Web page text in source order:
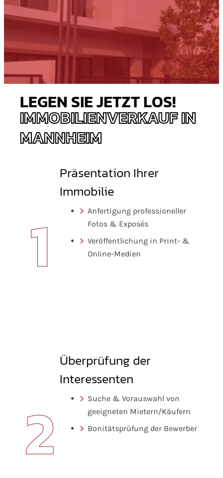
IMMOBILIENVERKAUF IN
MANNHEIM
LEGEN SIE JETZT LOS!
1
Präsentation Ihrer
Immobilie
Anfertigung professioneller
Fotos & Exposés
Veröffentlichung in Print- &
Online-Medien
2
Überprüfung der
Interessenten
Suche & Vorauswahl von
geeigneten Mietern/Käufern
Bonitätsprüfung der Bewerber